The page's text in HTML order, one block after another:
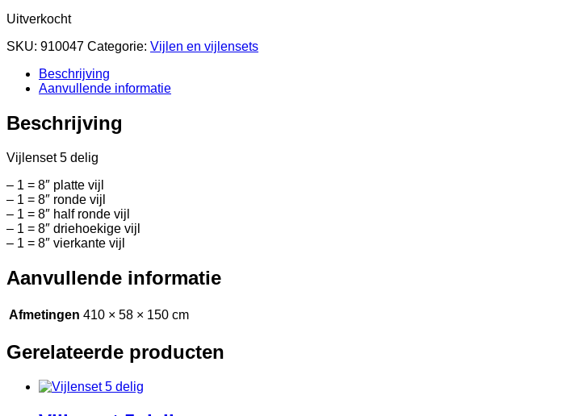
Uitverkocht
SKU: 910047 Categorie: Vijlen en vijlensets
Beschrijving
Aanvullende informatie
Beschrijving
Vijlenset 5 delig
– 1 = 8″ platte vijl
– 1 = 8″ ronde vijl
– 1 = 8″ half ronde vijl
– 1 = 8″ driehoekige vijl
– 1 = 8″ vierkante vijl
Aanvullende informatie
Afmetingen 410 × 58 × 150 cm
Gerelateerde producten